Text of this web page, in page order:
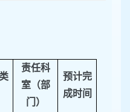
责任科
室（部
门）
预计完
成时间